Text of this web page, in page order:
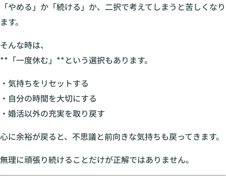
「やめる」か「続ける」か、二択で考えてしまうと苦しくなり
ます。
そんな時は、
**「一度休む」**という選択もあります。
・気持ちをリセットする
・自分の時間を大切にする
・婚活以外の充実を取り戻す
心に余裕が戻ると、不思議と前向きな気持ちも戻ってきます。
無理に頑張り続けることだけが正解ではありません。